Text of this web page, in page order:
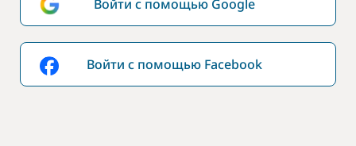
Войти с помощью Google
Войти с помощью Facebook